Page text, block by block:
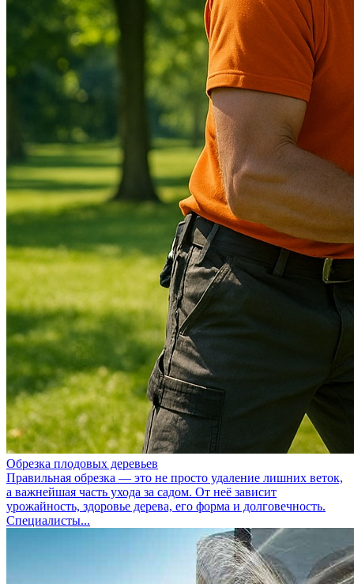
Обрезка плодовых деревьев
Правильная обрезка — это не просто удаление лишних веток,
а важнейшая часть ухода за садом. От неё зависит
урожайность, здоровье дерева, его форма и долговечность.
Специалисты...